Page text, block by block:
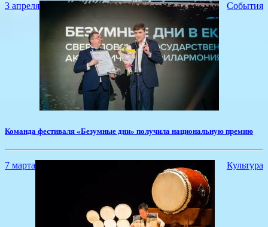
3 апреля События
Команда фестиваля «Безумные дни» получила национальную премию
7 марта Культура